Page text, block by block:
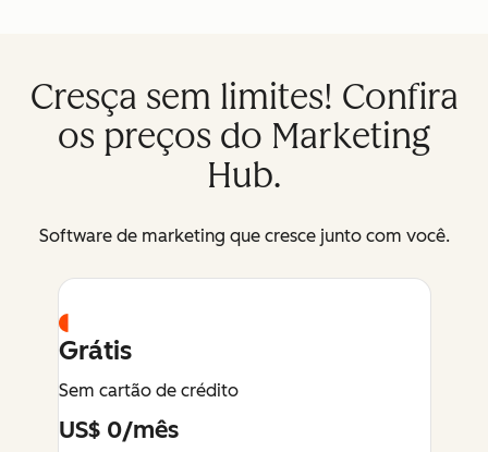
Cresça sem limites! Confira
os preços do Marketing
Hub.
Software de marketing que cresce junto com você.
Grátis
Sem cartão de crédito
US$ 0/mês